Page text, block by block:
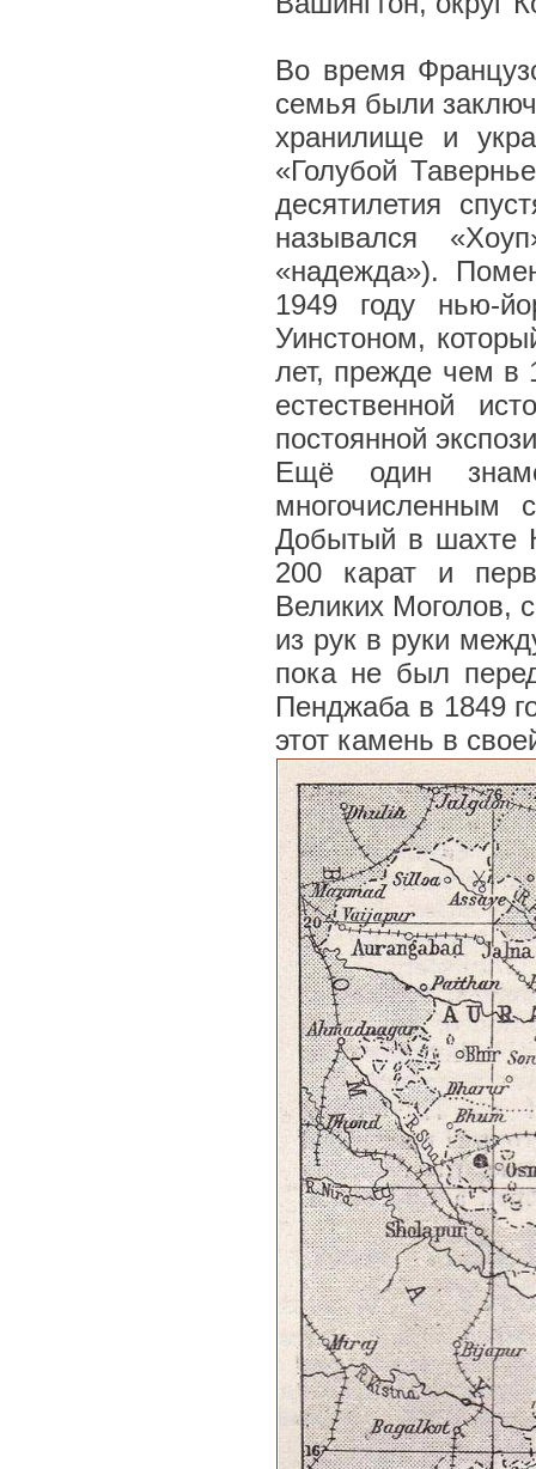
Во время
семья были
хранилище и
«Голубой
десятилетия
назывался
«надежда»).
1949 году нью-
Уинстоном,
лет, прежде чем в
естественной
постоянной
Ещё один
многочисленным
Добытый в шахте
200 карат и
Великих Моголов,
из рук в руки
пока не был
Пенджаба в 1849
этот камень в